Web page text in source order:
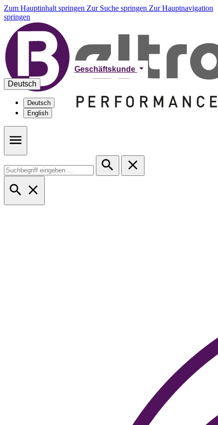
Zum Hauptinhalt springen Zur Suche springen Zur Hauptnavigation
springen
Geschäftskunde
Deutsch
Deutsch
English